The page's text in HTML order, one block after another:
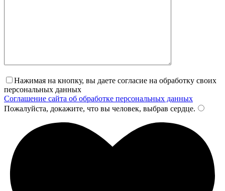
Нажимая на кнопку, вы даете согласие на обработку своих
персональных данных
Соглашение сайта об обработке персональных данных
Пожалуйста, докажите, что вы человек, выбрав сердце.